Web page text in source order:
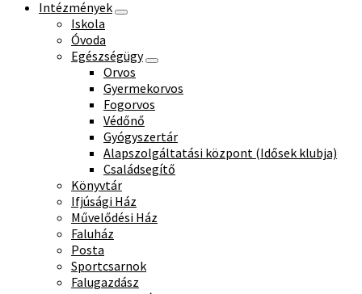
Intézmények
Iskola
Óvoda
Egészségügy
Orvos
Gyermekorvos
Fogorvos
Védőnő
Gyógyszertár
Alapszolgáltatási központ (Idősek klubja)
Családsegítő
Könyvtár
Ifjúsági Ház
Művelődési Ház
Faluház
Posta
Sportcsarnok
Falugazdász